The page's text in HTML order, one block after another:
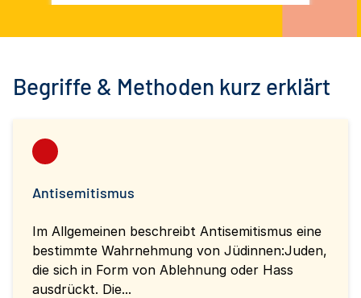
und Kommunikationskultur
Begriffe & Methoden kurz erklärt
Antisemitismus
Im Allgemeinen beschreibt Antisemitismus eine
bestimmte Wahrnehmung von Jüdinnen:Juden,
die sich in Form von Ablehnung oder Hass
ausdrückt. Die...